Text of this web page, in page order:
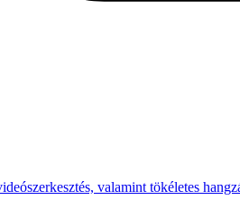
valamint tökéletes